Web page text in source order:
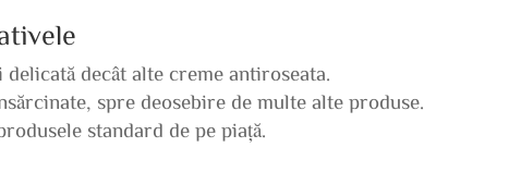
decât alte creme antiroseata.
spre deosebire de multe alte produse.
standard de pe piață.